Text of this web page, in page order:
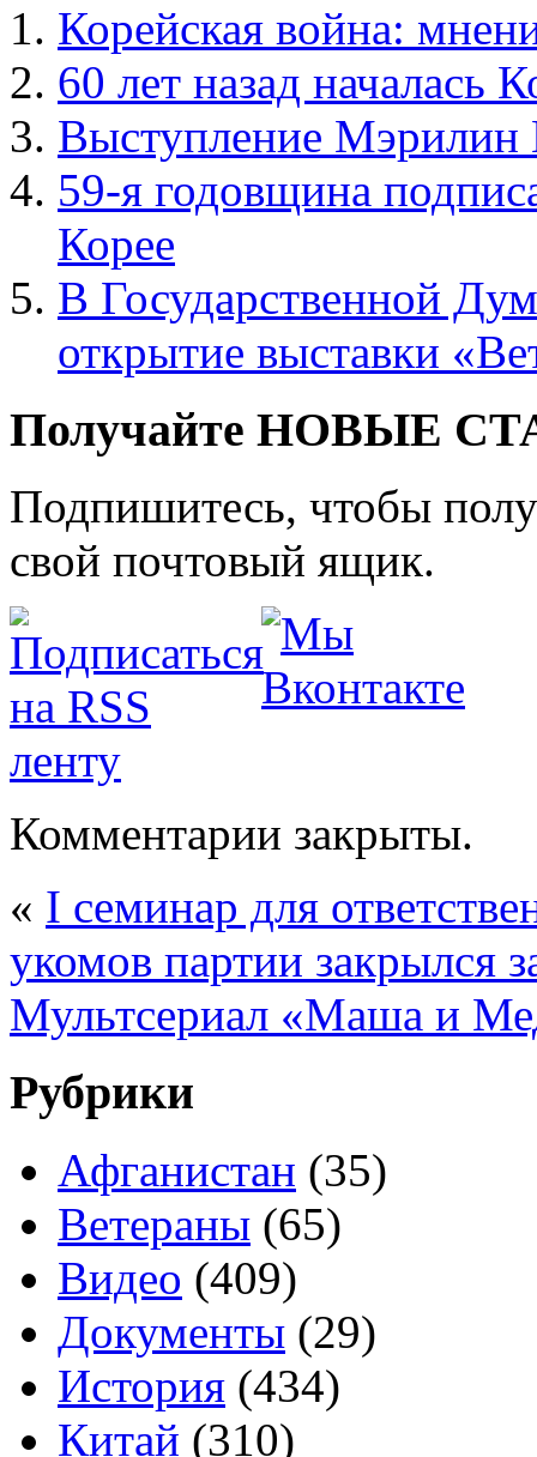
Корейская война:
60 лет назад началась
Выступление Мэрилин
59-я годовщина
Корее
В Государственной
открытие выставки
Получайте НОВЫЕ
Подпишитесь, чтобы
свой почтовый ящик.
Комментарии закрыты.
« I семинар для
укомов партии закрылся
Мультсериал «Маша и
Рубрики
Афганистан (35)
Ветераны (65)
Видео (409)
Документы (29)
История (434)
Китай (310)